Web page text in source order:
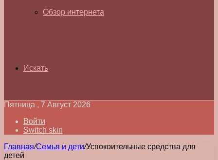
Обзор интернета
Искать
Пятница , 7 Август 2026
Войти
Switch skin
Главная/Семья и дети/Успокоительные средства для
детей